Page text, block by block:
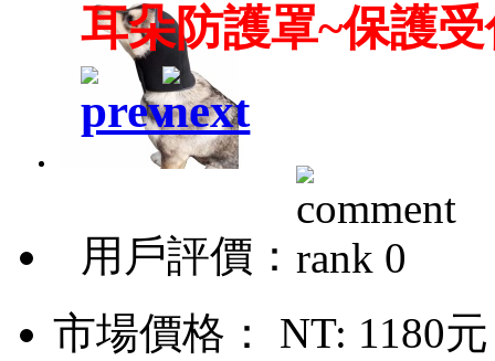
耳朵防護罩~保護
用戶評價：
市場價格： NT: 1180元